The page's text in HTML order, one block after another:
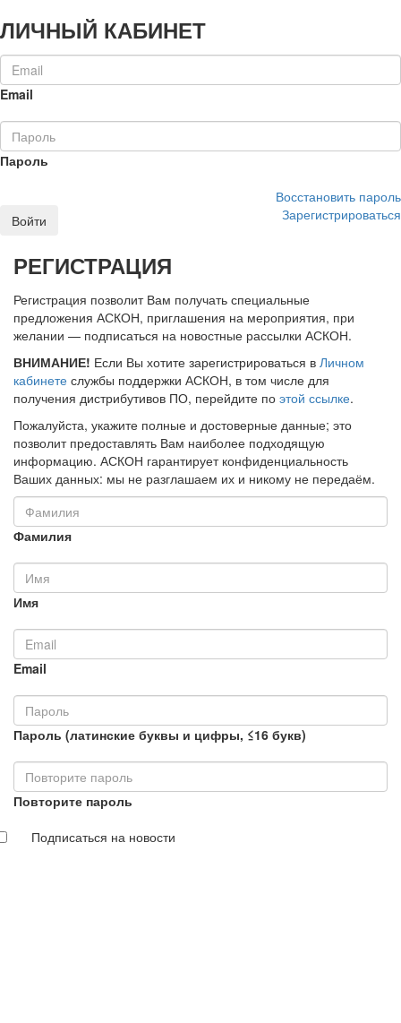
ЛИЧНЫЙ КАБИНЕТ
Email
Пароль
Восстановить пароль
Войти
Зарегистрироваться
РЕГИСТРАЦИЯ
Регистрация позволит Вам получать специальные
предложения АСКОН, приглашения на мероприятия, при
желании — подписаться на новостные рассылки АСКОН.
ВНИМАНИЕ! Если Вы хотите зарегистрироваться в Личном
кабинете службы поддержки АСКОН, в том числе для
получения дистрибутивов ПО, перейдите по этой ссылке.
Пожалуйста, укажите полные и достоверные данные; это
позволит предоставлять Вам наиболее подходящую
информацию. АСКОН гарантирует конфиденциальность
Ваших данных: мы не разглашаем их и никому не передаём.
Фамилия
Имя
Email
Пароль (латинские буквы и цифры, ≤16 букв)
Повторите пароль
Подписаться на новости